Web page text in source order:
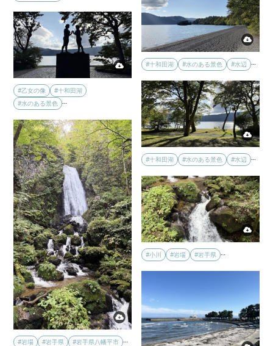
#十和田湖 #水のある景色 #水辺
#乙女の像
#十和田湖
#水のある景色 …
#十和田湖 #水のある景色 #水辺
#岩場 #岩手県 #岩手県八幡平市
#小川 #岩場 #岩手県 …